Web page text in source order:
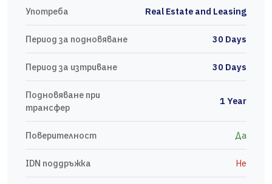
Употреба Real Estate and Leasing
Период за подновяване 30 Days
Период за изтриване 30 Days
Подновяване при
трансфер
1 Year
Поверителност Да
IDN поддръжка Не